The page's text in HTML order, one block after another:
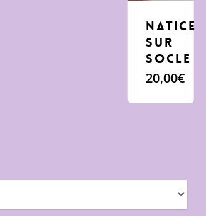
Natice
sur
socle
20,00€